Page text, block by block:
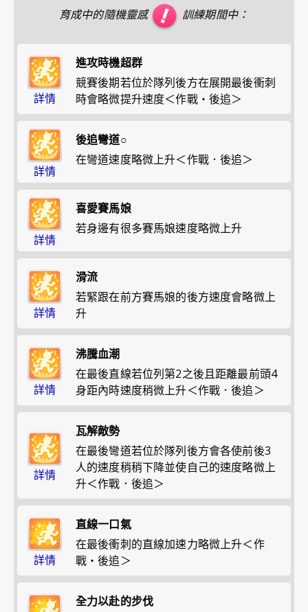
育成中的隨機靈感 訓練期間中：
詳情
進攻時機超群
競賽後期若位於隊列後方在展開最後衝刺
時會略微提升速度＜作戰・後追＞
詳情
後追彎道○
在彎道速度略微上升＜作戰．後追＞
詳情
喜愛賽馬娘
若身邊有很多賽馬娘速度略微上升
詳情
滑流
若緊跟在前方賽馬娘的後方速度會略微上
升
詳情
沸騰血潮
在最後直線若位列第2之後且距離最前頭4
身距內時速度稍微上升＜作戰．後追＞
詳情
瓦解敵勢
在最後彎道若位於隊列後方會各使前後3
人的速度稍稍下降並使自己的速度略微上
升＜作戰．後追＞
詳情
直線一口氣
在最後衝刺的直線加速力略微上升＜作
戰・後追＞
全力以赴的步伐